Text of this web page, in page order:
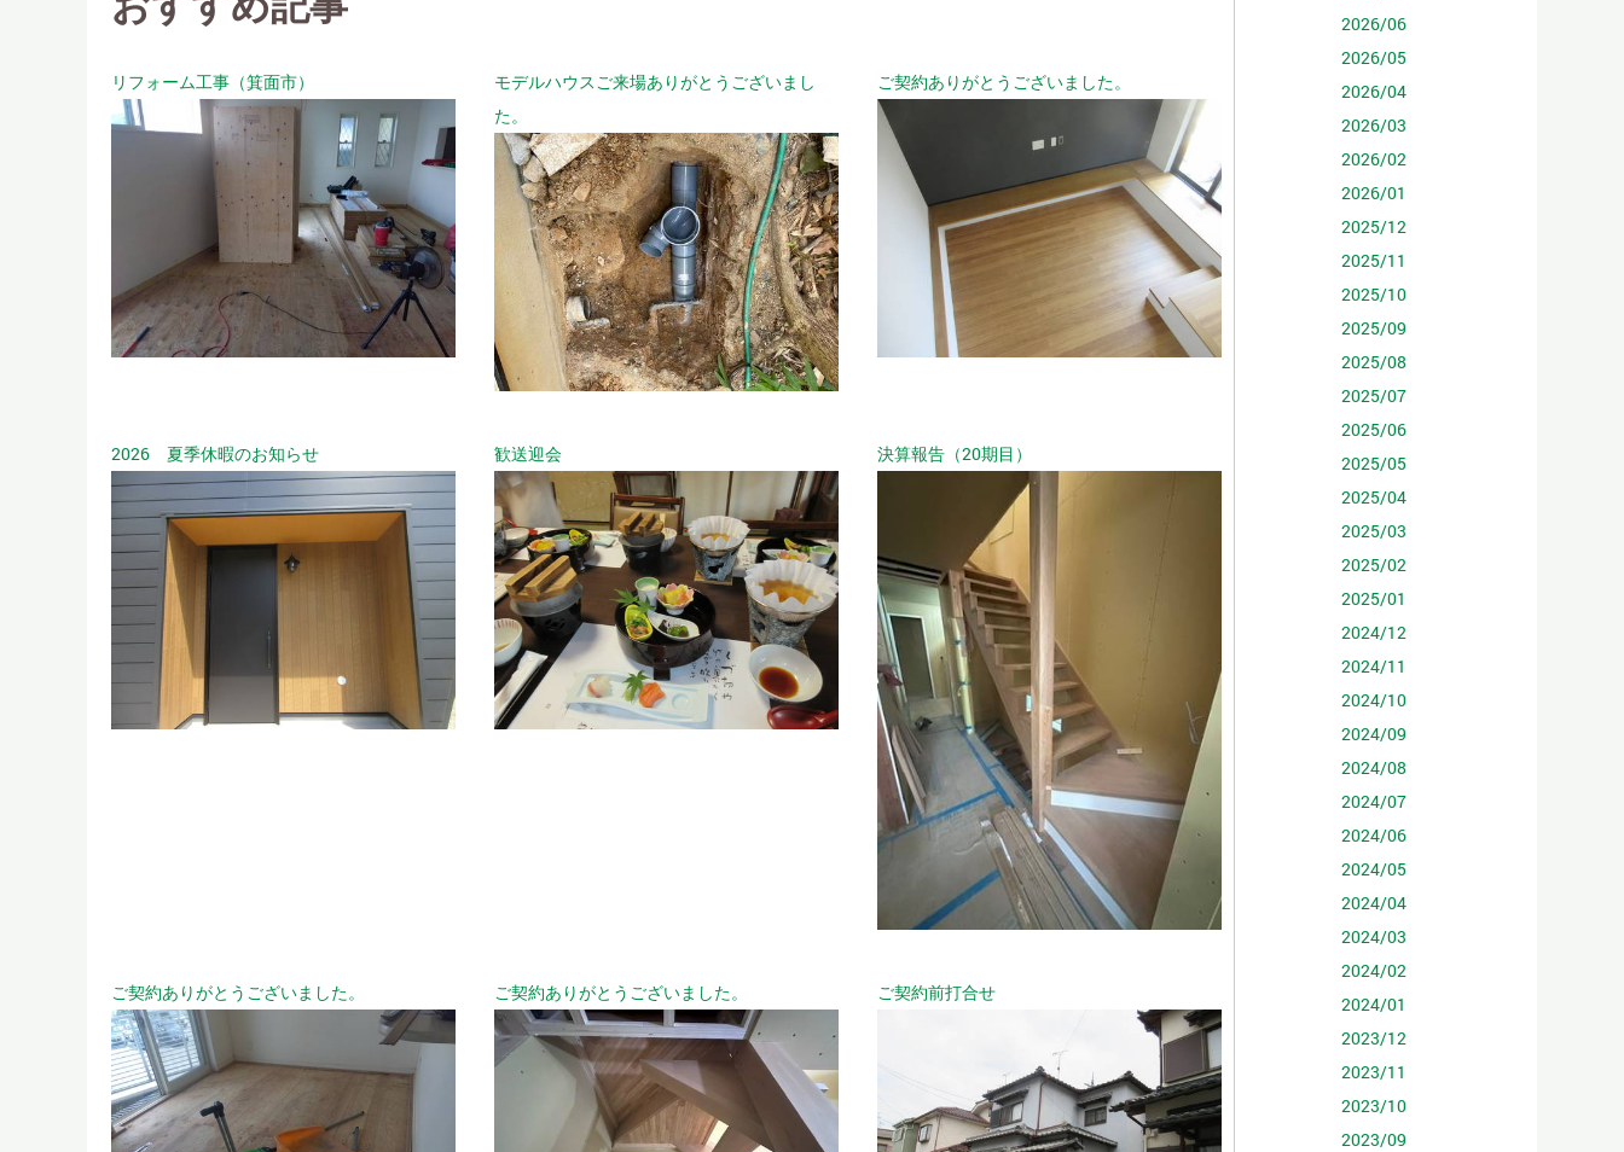
リフォーム工事（箕面市）
モデルハウスご来場ありがとうございまし
た。
ご契約ありがとうございました。
2026 夏季休暇のお知らせ 歓送迎会 決算報告（20期目）
ご契約ありがとうございました。 ご契約ありがとうございました。 ご契約前打合せ
2026/06
2026/05
2026/04
2026/03
2026/02
2026/01
2025/12
2025/11
2025/10
2025/09
2025/08
2025/07
2025/06
2025/05
2025/04
2025/03
2025/02
2025/01
2024/12
2024/11
2024/10
2024/09
2024/08
2024/07
2024/06
2024/05
2024/04
2024/03
2024/02
2024/01
2023/12
2023/11
2023/10
2023/09